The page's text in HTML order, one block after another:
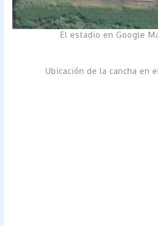
El estadio en Google
Ubicación de la cancha en